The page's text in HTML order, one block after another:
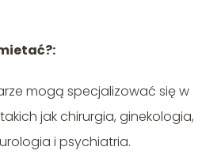
mogą specjalizować się w
jak chirurgia, ginekologia,
i psychiatria.